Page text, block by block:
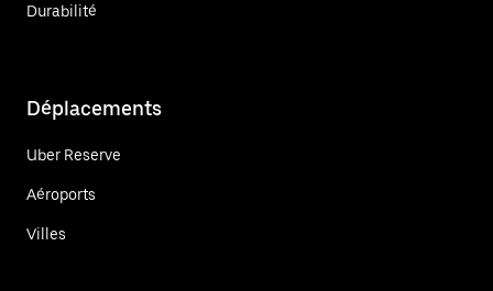
Durabilité
Déplacements
Uber Reserve
Aéroports
Villes